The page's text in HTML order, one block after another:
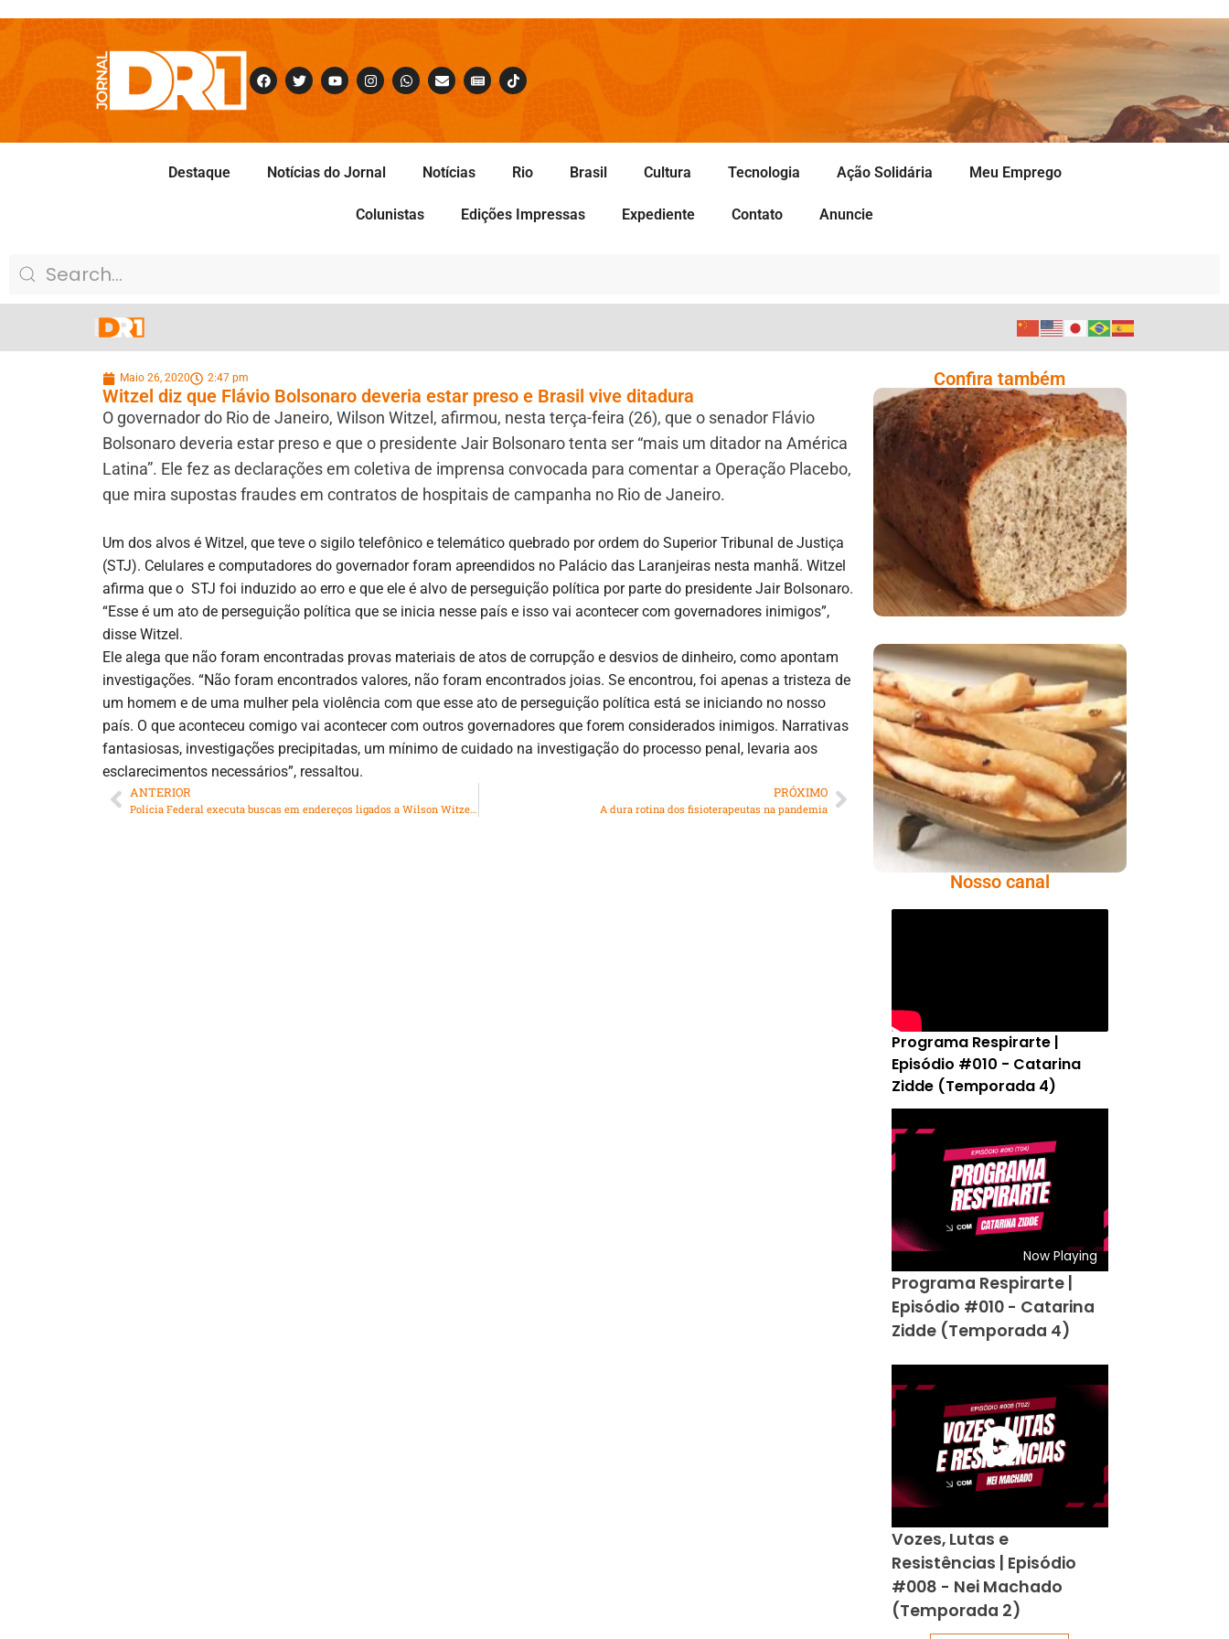
Destaque Notícias do Jornal Notícias Rio Brasil Cultura Tecnologia Ação Solidária Meu Emprego
Colunistas Edições Impressas Expediente Contato Anuncie
Maio 26, 2020 2:47 pm
Witzel diz que Flávio Bolsonaro deveria estar preso e Brasil vive ditadura
O governador do Rio de Janeiro, Wilson Witzel, afirmou, nesta terça-feira (26), que o senador Flávio
Bolsonaro deveria estar preso e que o presidente Jair Bolsonaro tenta ser “mais um ditador na América
Latina”. Ele fez as declarações em coletiva de imprensa convocada para comentar a Operação Placebo,
que mira supostas fraudes em contratos de hospitais de campanha no Rio de Janeiro.
Um dos alvos é Witzel, que teve o sigilo telefônico e telemático quebrado por ordem do Superior Tribunal de Justiça
(STJ). Celulares e computadores do governador foram apreendidos no Palácio das Laranjeiras nesta manhã. Witzel
afirma que o STJ foi induzido ao erro e que ele é alvo de perseguição política por parte do presidente Jair Bolsonaro.
“Esse é um ato de perseguição política que se inicia nesse país e isso vai acontecer com governadores inimigos”,
disse Witzel.
Ele alega que não foram encontradas provas materiais de atos de corrupção e desvios de dinheiro, como apontam
investigações. “Não foram encontrados valores, não foram encontrados joias. Se encontrou, foi apenas a tristeza de
um homem e de uma mulher pela violência com que esse ato de perseguição política está se iniciando no nosso
país. O que aconteceu comigo vai acontecer com outros governadores que forem considerados inimigos. Narrativas
fantasiosas, investigações precipitadas, um mínimo de cuidado na investigação do processo penal, levaria aos
esclarecimentos necessários”, ressaltou.
ANTERIOR
Polícia Federal executa buscas em endereços ligados a Wilson Witzel no Rio
PRÓXIMO
A dura rotina dos fisioterapeutas na pandemia
Confira também
Comer Bem: Pão Low
Carb
Comer Bem:
Palitinhos De Cebola
E Salsa
Nosso canal
Programa Respirarte |
Episódio #010 - Catarina
Zidde (Temporada 4)
Now Playing
Programa Respirarte |
Episódio #010 - Catarina
Zidde (Temporada 4)
Vozes, Lutas e
Resistências | Episódio
#008 - Nei Machado
(Temporada 2)